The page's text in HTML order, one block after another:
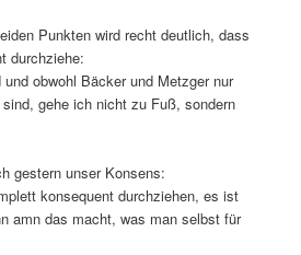
Punkten wird recht deutlich, dass
durchziehe:
obwohl Bäcker und Metzger nur
gehe ich nicht zu Fuß, sondern
gestern unser Konsens:
konsequent durchziehen, es ist
amn das macht, was man selbst für